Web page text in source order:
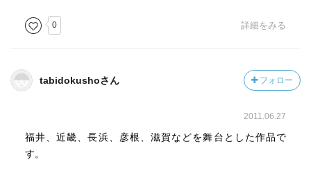
0 詳細をみる
tabidokushoさん フォロー
2011.06.27
福井、近畿、長浜、彦根、滋賀などを舞台とした作品で
す。